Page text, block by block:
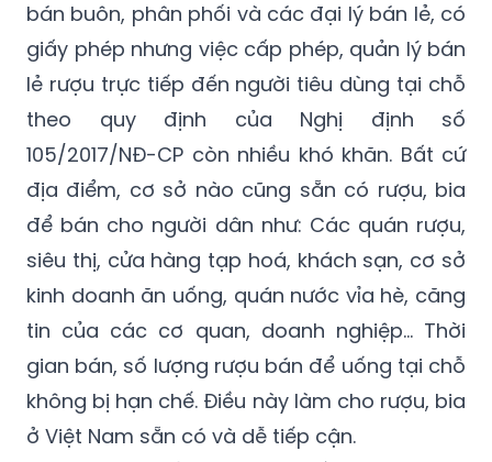
Hiện việc quản lý kinh doanh rượu, bia đã
thực hiện tương đối đầy đủ với hoạt động
bán buôn, phân phối và các đại lý bán lẻ, có
giấy phép nhưng việc cấp phép, quản lý bán
lẻ rượu trực tiếp đến người tiêu dùng tại chỗ
theo quy định của Nghị định số
105/2017/NĐ-CP còn nhiều khó khăn. Bất cứ
địa điểm, cơ sở nào cũng sẵn có rượu, bia
để bán cho người dân như: Các quán rượu,
siêu thị, cửa hàng tạp hoá, khách sạn, cơ sở
kinh doanh ăn uống, quán nước vỉa hè, căng
tin của các cơ quan, doanh nghiệp… Thời
gian bán, số lượng rượu bán để uống tại chỗ